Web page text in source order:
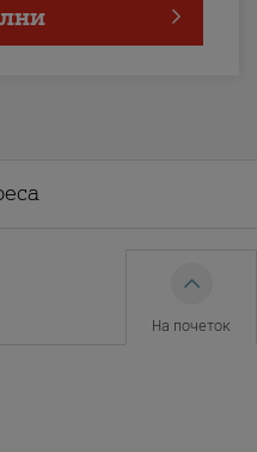
На почеток